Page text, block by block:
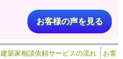
お客様の声を見る
建築家相談依頼サービスの流れ
お客